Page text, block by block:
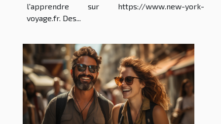
l'apprendre sur https://www.new-york-
voyage.fr. Des...